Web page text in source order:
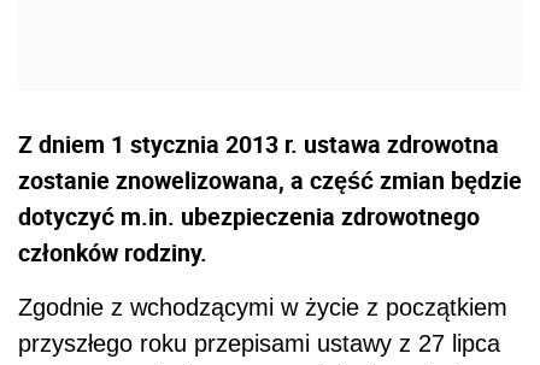
Z dniem 1 stycznia 2013 r. ustawa zdrowotna
zostanie znowelizowana, a część zmian będzie
dotyczyć m.in. ubezpieczenia zdrowotnego
członków rodziny.
Zgodnie z wchodzącymi w życie z początkiem
przyszłego roku przepisami ustawy z 27 lipca